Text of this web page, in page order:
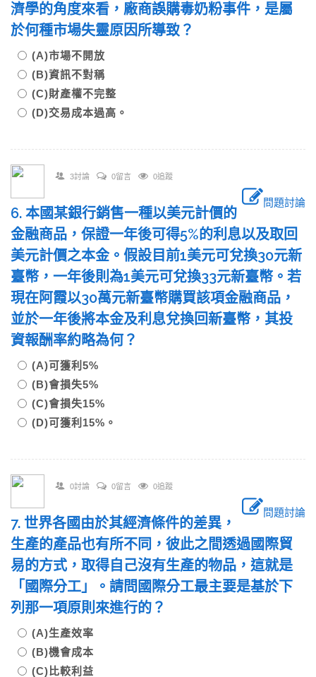
濟學的角度來看，廠商誤購毒奶粉事件，是屬
於何種市場失靈原因所導致？
(A)市場不開放
(B)資訊不對稱
(C)財產權不完整
(D)交易成本過高。
3討論 0留言 0追蹤
問題討論
6. 本國某銀行銷售一種以美元計價的
金融商品，保證一年後可得5%的利息以及取回
美元計價之本金。假設目前1美元可兌換30元新
臺幣，一年後則為1美元可兌換33元新臺幣。若
現在阿霞以30萬元新臺幣購買該項金融商品，
並於一年後將本金及利息兌換回新臺幣，其投
資報酬率約略為何？
(A)可獲利5%
(B)會損失5%
(C)會損失15%
(D)可獲利15%。
0討論 0留言 0追蹤
問題討論
7. 世界各國由於其經濟條件的差異，
生產的產品也有所不同，彼此之間透過國際貿
易的方式，取得自己沒有生產的物品，這就是
「國際分工」。請問國際分工最主要是基於下
列那一項原則來進行的？
(A)生產效率
(B)機會成本
(C)比較利益